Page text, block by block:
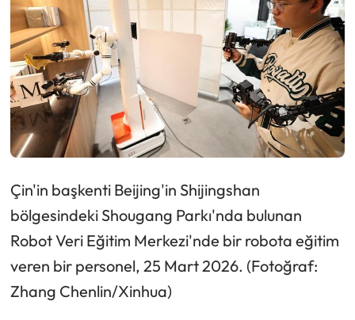
Çin'in başkenti Beijing'in Shijingshan
bölgesindeki Shougang Parkı'nda bulunan
Robot Veri Eğitim Merkezi'nde bir robota eğitim
veren bir personel, 25 Mart 2026. (Fotoğraf:
Zhang Chenlin/Xinhua)